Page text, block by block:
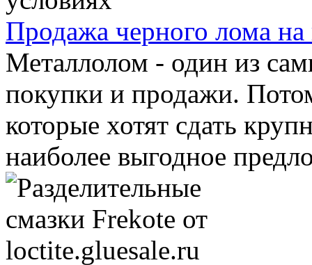
Продажа черного лома
Металлолом - один из
покупки и продажи.
которые хотят сдать
наиболее выгодное